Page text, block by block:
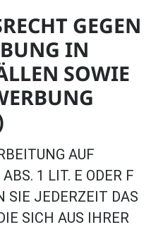
GEGEN
IN
SOWIE
AUF
1 LIT. E ODER F
SIE JEDERZEIT DAS
SICH AUS IHRER